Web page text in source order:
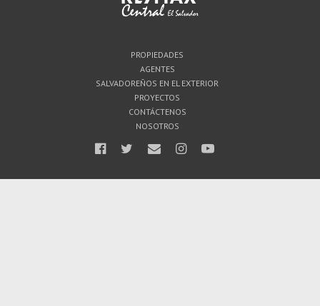
PROPIEDADES
AGENTES
SALVADOREÑOS EN EL EXTERIOR
PROYECTOS
CONTÁCTENOS
NOSOTROS